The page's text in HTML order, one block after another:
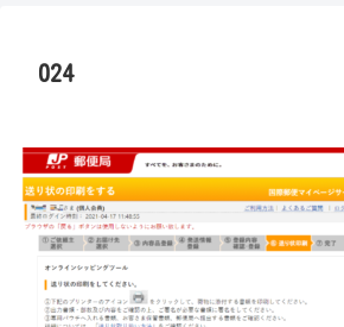
024